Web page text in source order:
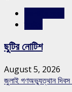
ছুটির নোটিশ
August 5, 2026
জুলাই গণঅভ্যুত্থান দিবস